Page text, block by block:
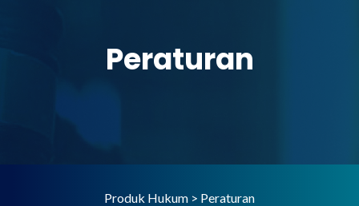
Peraturan
Produk Hukum > Peraturan